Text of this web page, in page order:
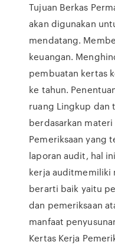
Tujuan Berkas
akan digunakan
mendatang.
keuangan.
pembuatan kertas
ke tahun.
ruang Lingkup dan
berdasarkan materi
Pemeriksaan yang
laporan audit, hal
kerja auditmemiliki
berarti baik yaitu
dan pemeriksaan
manfaat
Kertas Kerja